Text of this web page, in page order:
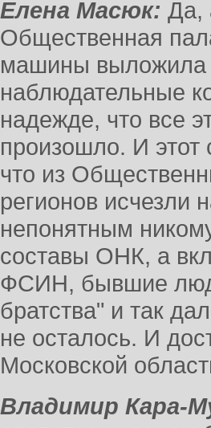
Елена Масюк: Да,
Общественная
машины выложила
наблюдательные
надежде, что все
произошло. И этот
что из
регионов исчезли
непонятным
составы ОНК, а
ФСИН, бывшие
братства" и так
не осталось. И
Московской
Владимир Кара-